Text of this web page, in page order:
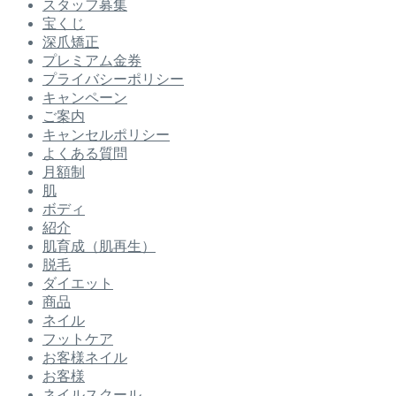
スタッフ募集
宝くじ
深爪矯正
プレミアム金券
プライバシーポリシー
キャンペーン
ご案内
キャンセルポリシー
よくある質問
月額制
肌
ボディ
紹介
肌育成（肌再生）
脱毛
ダイエット
商品
ネイル
フットケア
お客様ネイル
お客様